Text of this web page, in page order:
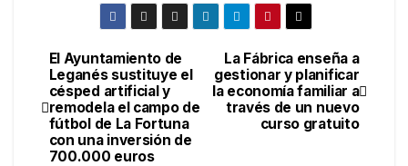
La Fábrica enseña a
gestionar y planificar
la economía familiar a
través de un nuevo
curso gratuito
El Ayuntamiento de
Leganés sustituye el
césped artificial y
remodela el campo de
fútbol de La Fortuna
con una inversión de
700.000 euros